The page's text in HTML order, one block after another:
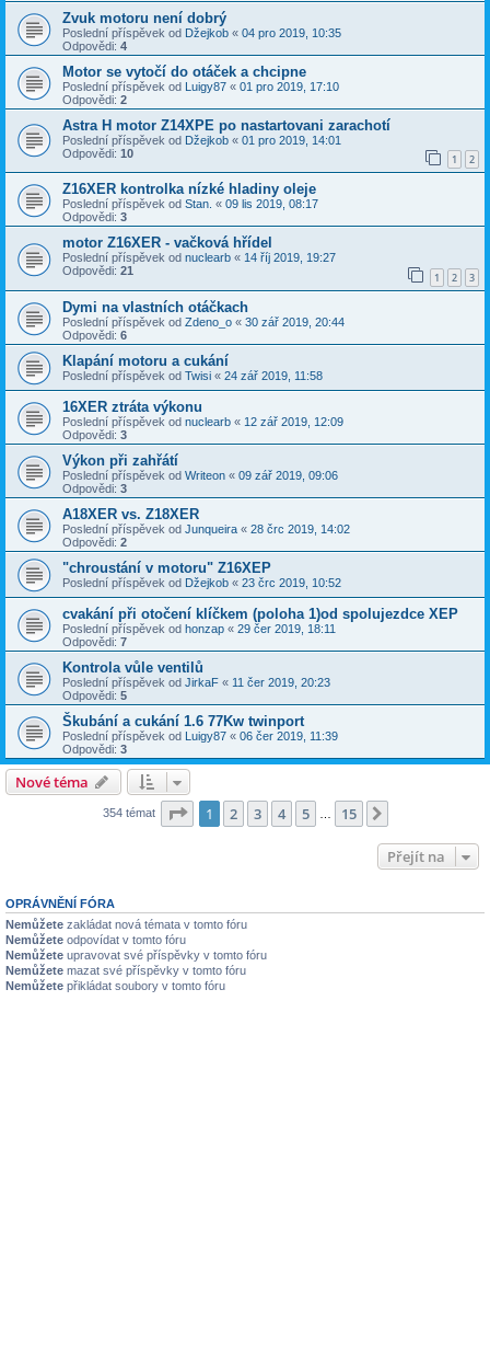
Zvuk motoru není dobrý
Poslední příspěvek od Džejkob « 04 pro 2019, 10:35
Odpovědi: 4
Motor se vytočí do otáček a chcipne
Poslední příspěvek od Luigy87 « 01 pro 2019, 17:10
Odpovědi: 2
Astra H motor Z14XPE po nastartovani zarachotí
Poslední příspěvek od Džejkob « 01 pro 2019, 14:01
Odpovědi: 10 1 2
Z16XER kontrolka nízké hladiny oleje
Poslední příspěvek od Stan. « 09 lis 2019, 08:17
Odpovědi: 3
motor Z16XER - vačková hřídel
Poslední příspěvek od nuclearb « 14 říj 2019, 19:27
Odpovědi: 21 1 2 3
Dymi na vlastních otáčkach
Poslední příspěvek od Zdeno_o « 30 zář 2019, 20:44
Odpovědi: 6
Klapání motoru a cukání
Poslední příspěvek od Twisi « 24 zář 2019, 11:58
16XER ztráta výkonu
Poslední příspěvek od nuclearb « 12 zář 2019, 12:09
Odpovědi: 3
Výkon při zahřátí
Poslední příspěvek od Writeon « 09 zář 2019, 09:06
Odpovědi: 3
A18XER vs. Z18XER
Poslední příspěvek od Junqueira « 28 črc 2019, 14:02
Odpovědi: 2
"chroustání v motoru" Z16XEP
Poslední příspěvek od Džejkob « 23 črc 2019, 10:52
cvakání při otočení klíčkem (poloha 1)od spolujezdce XEP
Poslední příspěvek od honzap « 29 čer 2019, 18:11
Odpovědi: 7
Kontrola vůle ventilů
Poslední příspěvek od JirkaF « 11 čer 2019, 20:23
Odpovědi: 5
Škubání a cukání 1.6 77Kw twinport
Poslední příspěvek od Luigy87 « 06 čer 2019, 11:39
Odpovědi: 3
Nové téma
354 témat Stránka z 15
1 2 3 4 5 15
Přejít na
OPRÁVNĚNÍ FÓRA
Nemůžete zakládat nová témata v tomto fóru
Nemůžete odpovídat v tomto fóru
Nemůžete upravovat své příspěvky v tomto fóru
Nemůžete mazat své příspěvky v tomto fóru
Nemůžete přikládat soubory v tomto fóru